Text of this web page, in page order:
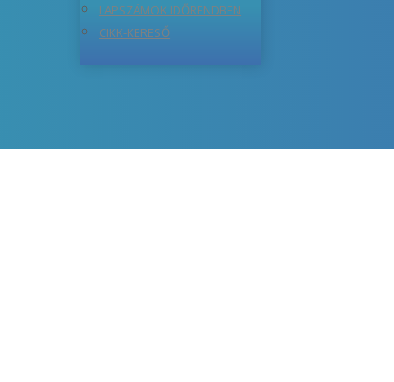
LAPSZÁMOK IDŐRENDBEN
CIKK-KERESŐ